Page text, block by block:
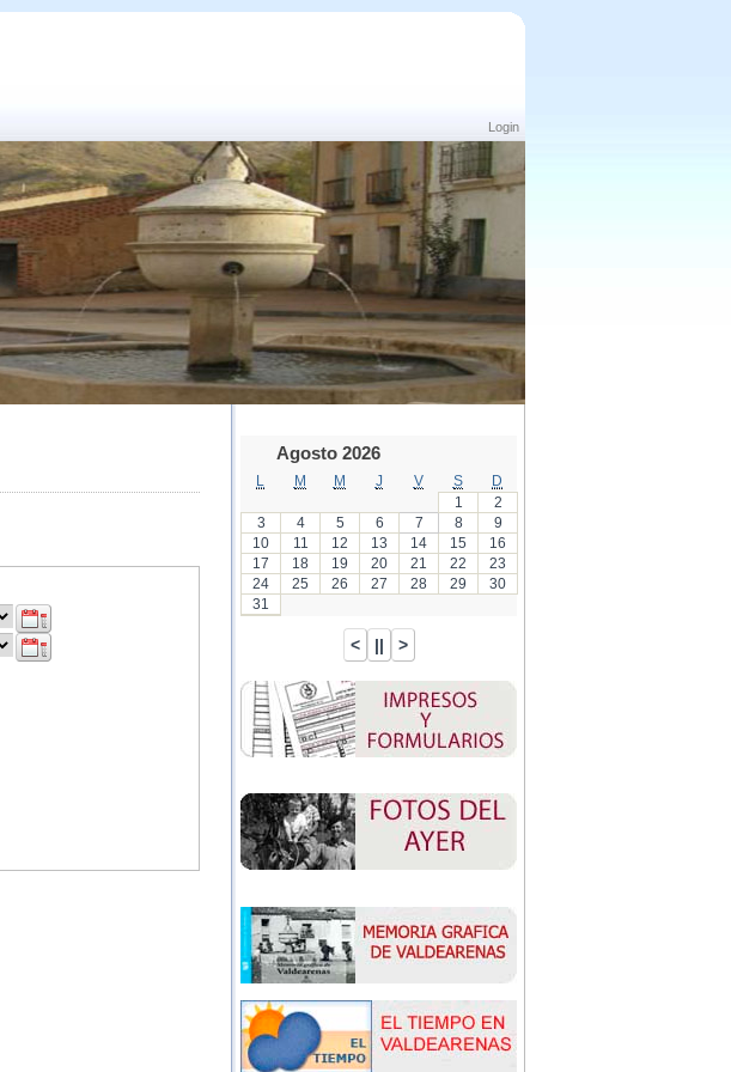
Login
Agosto 2026
M M J V S
D
1
2
3
4 5 6 7 8
9
10
11 12 13 14 15
16
17
18 19 20 21 22
23
24
25 26 27 28 29
30
31